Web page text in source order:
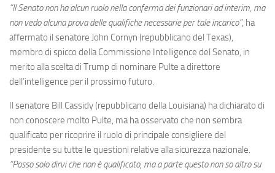
“Il Senato non ha alcun ruolo nella conferma dei funzionari ad interim, ma
non vedo alcuna prova delle qualifiche necessarie per tale incarico”, ha
affermato il senatore John Cornyn (repubblicano del Texas),
membro di spicco della Commissione Intelligence del Senato, in
merito alla scelta di Trump di nominare Pulte a direttore
dell’intelligence per il prossimo futuro.
Il senatore Bill Cassidy (repubblicano della Louisiana) ha dichiarato di
non conoscere molto Pulte, ma ha osservato che non sembra
qualificato per ricoprire il ruolo di principale consigliere del
presidente su tutte le questioni relative alla sicurezza nazionale.
“Posso solo dirvi che non è qualificato, ma a parte questo non so altro su